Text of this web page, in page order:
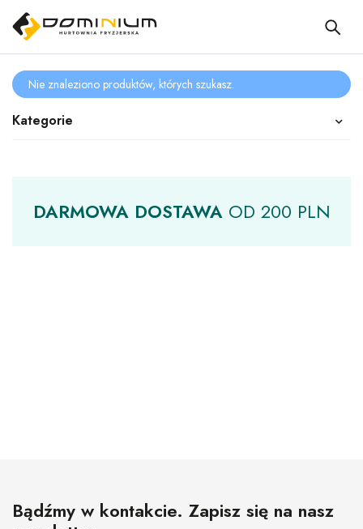
Kategorie
DARMOWA DOSTAWA OD 200 PLN
Nie znaleziono produktów, których szukasz.
Bądźmy w kontakcie. Zapisz się na nasz